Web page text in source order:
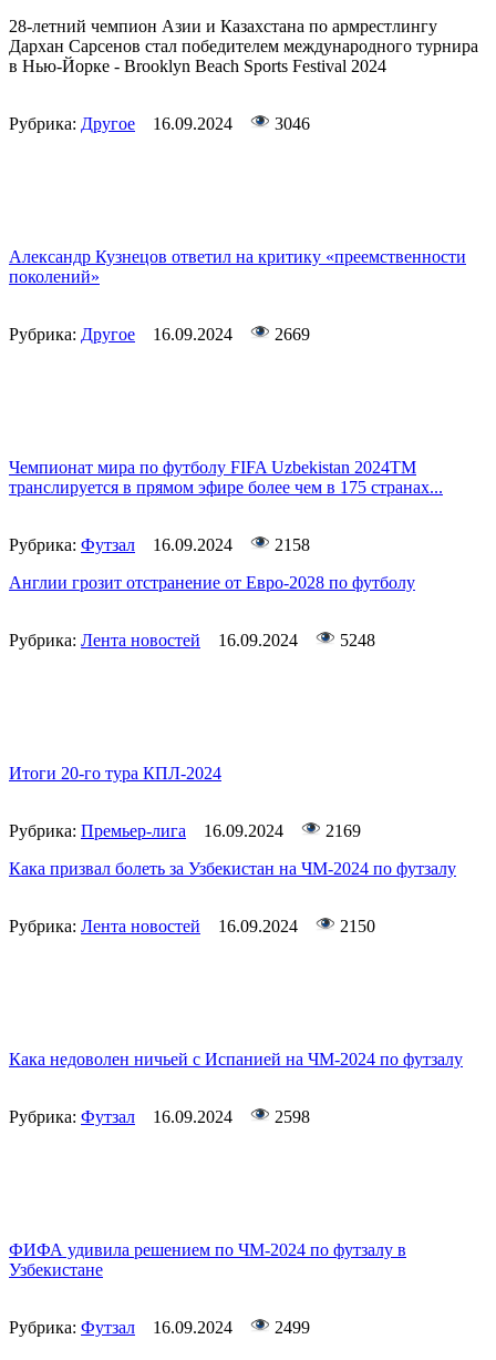
28-летний чемпион Азии и Казахстана по армрестлингу
Дархан Сарсенов стал победителем международного турнира
в Нью-Йорке - Brooklyn Beach Sports Festival 2024
Рубрика: Другое 16.09.2024 3046
Александр Кузнецов ответил на критику «преемственности
поколений»
Рубрика: Другое 16.09.2024 2669
Чемпионат мира по футболу FIFA Uzbekistan 2024TM
транслируется в прямом эфире более чем в 175 странах...
Рубрика: Футзал 16.09.2024
2158
Англии грозит отстранение от Евро-2028 по футболу
Рубрика: Лента новостей 16.09.2024 5248
Итоги 20-го тура КПЛ-2024
Рубрика: Премьер-лига 16.09.2024
2169
Кака призвал болеть за Узбекистан на ЧМ-2024 по футзалу
Рубрика: Лента новостей 16.09.2024 2150
Кака недоволен ничьей с Испанией на ЧМ-2024 по футзалу
Рубрика: Футзал 16.09.2024 2598
ФИФА удивила решением по ЧМ-2024 по футзалу в
Узбекистане
Рубрика: Футзал 16.09.2024 2499